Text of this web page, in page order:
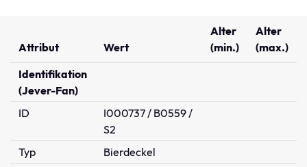
Attribut Wert
Alter
(min.)
Alter
(max.)
Identifikation
(Jever-Fan)
ID
I000737 / B0559 /
S2
Typ
Bierdeckel